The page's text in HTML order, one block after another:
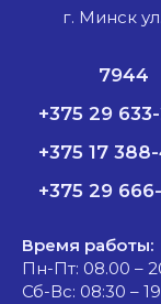
г. Минск
7944
+375 29
+375 17
+375 29
Время работы:
Пн-Пт: 08.00 –
Сб-Вс: 08:30 –